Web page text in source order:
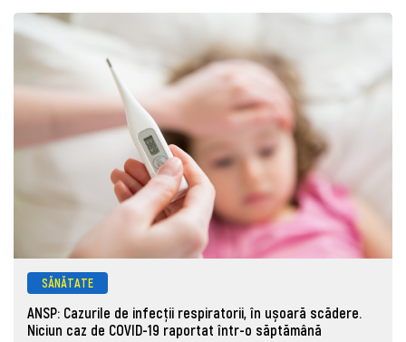
SĂNĂTATE
ANSP: Cazurile de infecții respiratorii, în ușoară scădere.
Niciun caz de COVID-19 raportat într-o săptămână